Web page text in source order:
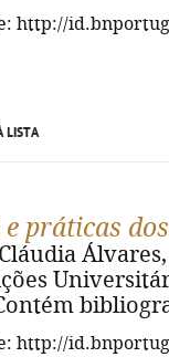
http://
LISTA
práticas
http://